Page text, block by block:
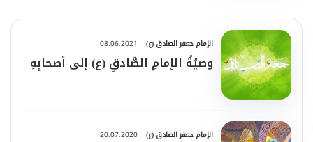
الإمام جعفر الصادق (ع) 08.06.2021
وصيّةُ الإمامِ الصَّادقِ (ع) إلى أصحابِهِ
الإمام جعفر الصادق (ع) 20.07.2020